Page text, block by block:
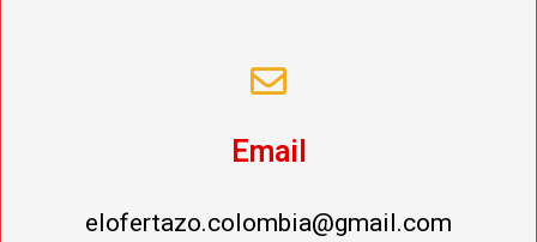
Email
elofertazo.colombia@gmail.com